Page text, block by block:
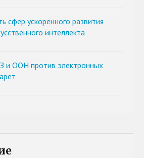
сфер ускоренного развития
интеллекта
и ООН против электронных